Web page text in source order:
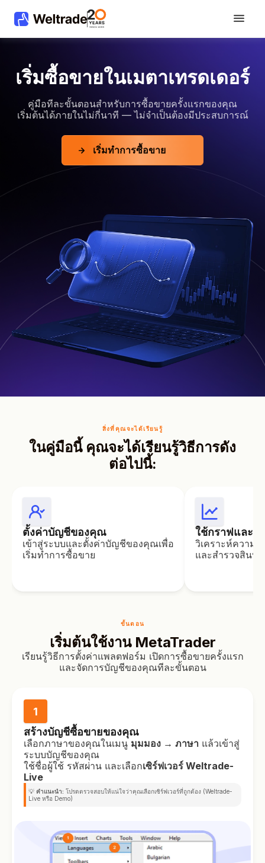
เริ่มซื้อขายในเมตาเทรดเดอร์
คู่มือทีละขั้นตอนสำหรับการซื้อขายครั้งแรกของคุณ
เริ่มต้นได้ภายในไม่กี่นาที — ไม่จำเป็นต้องมีประสบการณ์
เริ่มทำการซื้อขาย
สิ่งที่คุณจะได้เรียนรู้
ในคู่มือนี้ คุณจะได้เรียนรู้วิธีการดัง
ต่อไปนี้:
ตั้งค่าบัญชีของคุณ
เข้าสู่ระบบและตั้งค่าบัญชีของคุณเพื่อ
เริ่มทำการซื้อขาย
ใช้กราฟและต
วิเคราะห์ความ
และสำรวจสินท
ขั้นตอน
เริ่มต้นใช้งาน MetaTrader
เรียนรู้วิธีการตั้งค่าแพลตฟอร์ม เปิดการซื้อขายครั้งแรก
และจัดการบัญชีของคุณทีละขั้นตอน
1
สร้างบัญชีซื้อขายของคุณ
เลือกภาษาของคุณในเมนู มุมมอง → ภาษา แล้วเข้าสู่
ระบบบัญชีของคุณ
ใช้ชื่อผู้ใช้ รหัสผ่าน และเลือกเซิร์ฟเวอร์ Weltrade-
Live
💡 คำแนะนำ: โปรดตรวจสอบให้แน่ใจว่าคุณเลือกเซิร์ฟเวอร์ที่ถูกต้อง (Weltrade-
Live หรือ Demo)